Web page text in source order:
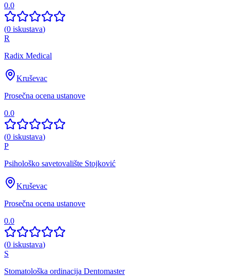
0.0
(0 iskustava)
R
Radix Medical
Kruševac
Prosečna ocena ustanove
0.0
(0 iskustava)
P
Psihološko savetovalište Stojković
Kruševac
Prosečna ocena ustanove
0.0
(0 iskustava)
S
Stomatološka ordinacija Dentomaster